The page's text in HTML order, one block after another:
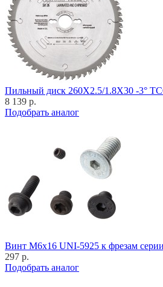
Пильный диск 260X2.5/1.8X30 -3°
8 139 р.
Подобрать аналог
Винт M6x16 UNI-5925 к фрезам
297 р.
Подобрать аналог